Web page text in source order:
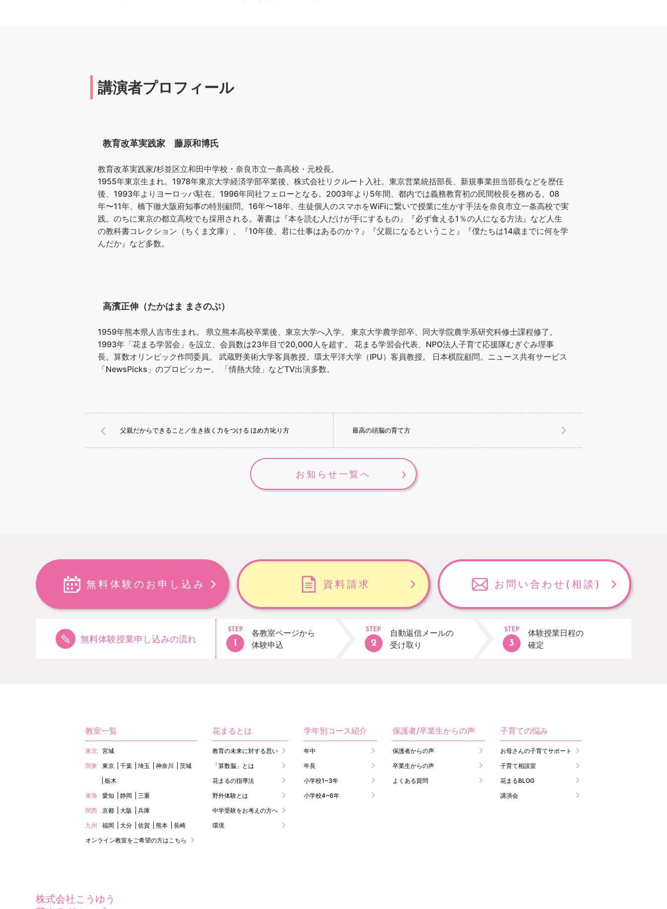
講演者プロフィール
教育改革実践家 藤原和博氏
教育改革実践家/杉並区立和田中学校・奈良市立一条高校・元校長。
1955年東京生まれ。1978年東京大学経済学部卒業後、株式会社リクルート入社。東京営業統括部長、新規事業担当部長などを歴任
後、1993年よりヨーロッパ駐在、1996年同社フェローとなる。2003年より5年間、都内では義務教育初の民間校長を務める。08
年〜11年、橋下徹大阪府知事の特別顧問。16年〜18年、生徒個人のスマホをWiFiに繋いで授業に生かす手法を奈良市立一条高校で実
践。のちに東京の都立高校でも採用される。著書は『本を読む人だけが手にするもの』『必ず食える1％の人になる方法』など人生
の教科書コレクション（ちくま文庫）、『10年後、君に仕事はあるのか？』『父親になるということ』『僕たちは14歳までに何を学
んだか』など多数。
高濱正伸（たかはま まさのぶ）
1959年熊本県人吉市生まれ。 県立熊本高校卒業後、東京大学へ入学。 東京大学農学部卒、同大学院農学系研究科修士課程修了。
1993年「花まる学習会」を設立、会員数は23年目で20,000人を超す。 花まる学習会代表、NPO法人子育て応援隊むぎぐみ理事
長。算数オリンピック作問委員。 武蔵野美術大学客員教授。環太平洋大学（IPU）客員教授。 日本棋院顧問。ニュース共有サービス
「NewsPicks」のプロピッカー。 「情熱大陸」などTV出演多数。
父親だからできること／生き抜く力をつける ほめ方叱り方 最高の頭脳の育て方
お知らせ一覧へ
無料体験のお申し込み 資料請求 お問い合わせ (相談)
無料体験授業申し込みの流れ
STEP
各教室ページから
体験申込
STEP
自動返信メールの
受け取り
STEP
体験授業日程の
確定
教室一覧
東北
宮城
関東
東京 千葉 埼玉 神奈川
茨城
栃木
東海
愛知 静岡
三重
関西
京都 大阪
兵庫
九州
福岡 大分 佐賀 熊本
長崎
オンライン教室をご希望の方はこちら
花まるとは
教育の未来に対する思い
「算数脳」とは
花まるの指導法
野外体験とは
中学受験をお考えの方へ
環境
学年別コース紹介
年中
年長
小学校1~3年
小学校4~6年
保護者/卒業生からの声
保護者からの声
卒業生からの声
よくある質問
子育ての悩み
お母さんの子育てサポート
子育て相談室
花まるBLOG
講演会
株式会社こうゆう